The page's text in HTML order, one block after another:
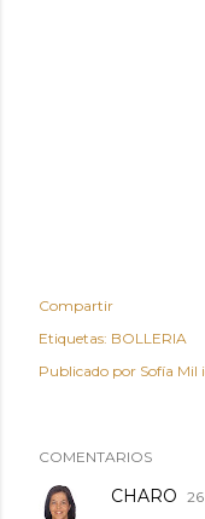
Compartir
Etiquetas: BOLLERIA
Publicado por Sofía Mil
COMENTARIOS
CHARO